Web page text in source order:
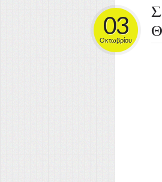
03
Οκτωβρίου